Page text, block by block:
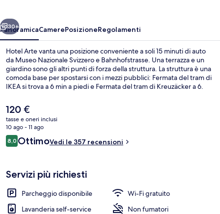
Avanti
30+
PanoramicaCamerePosizioneRegolamenti
Hotel Arte vanta una posizione conveniente a soli 15 minuti di auto
da Museo Nazionale Svizzero e Bahnhofstrasse. Una terrazza e un
giardino sono gli altri punti di forza della struttura. La struttura è una
comoda base per spostarsi con i mezzi pubblici: Fermata del tram di
IKEA si trova a 6 min a piedi e Fermata del tram di Kreuzäcker a 6.
Il
prezzo
attuale
è
120 €
120 €
tasse e oneri inclusi
10 ago - 11 ago
Recensioni
8,08,0 su 10
OttimoVedi le 357 recensioni
Servizi più richiesti
Parcheggio disponibile
Wi-Fi gratuito
Lavanderia self-service
Non fumatori